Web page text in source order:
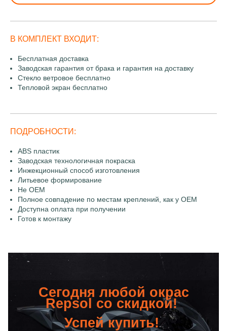
В КОМПЛЕКТ ВХОДИТ:
Бесплатная доставка
Заводская гарантия от брака и гарантия на доставку
Стекло ветровое бесплатно
Тепловой экран бесплатно
ПОДРОБНОСТИ:
ABS пластик
Заводская технологичная покраска
Инжекционный способ изготовления
Литьевое формирование
Не OEM
Полное совпадение по местам креплений, как у OEM
Доступна оплата при получении
Готов к монтажу
Сегодня любой окрас
Repsol со скидкой!
Успей купить!